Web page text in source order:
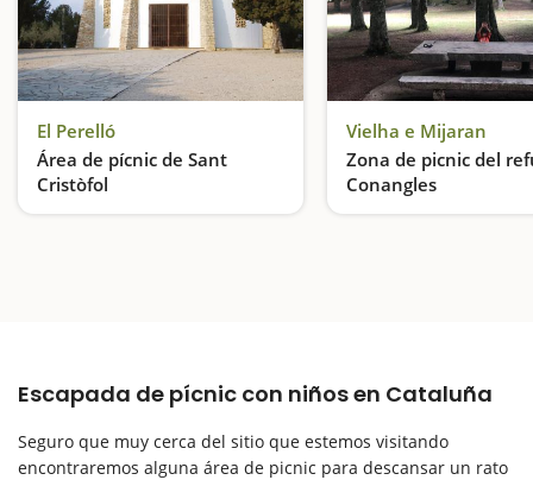
El Perelló
Área de pícnic de Sant
Cristòfol
Pícnic con vistas al Delta del Ebro
Vielha e Mijaran
Zona de picnic del
Conangles
Escapada de pícnic con niños en Cataluña
Seguro que muy cerca del sitio que estemos visitando
encontraremos alguna área de picnic para descansar un rato